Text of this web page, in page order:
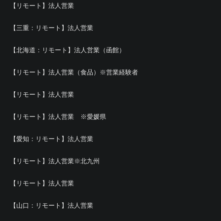
【リモート】法人営業
【三重：リモート】法人営業
【北海道：リモート】法人営業（函館）
【リモート】法人営業（食品）※営業経験者
【リモート】法人営業
【リモート】法人営業 ※愛媛県
【愛知：リモート】法人営業
【リモート】法人営業※北九州
【リモート】法人営業
【山口：リモート】法人営業